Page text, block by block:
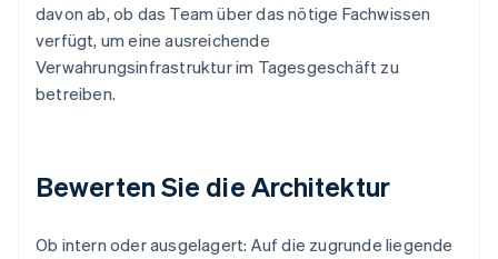
davon ab, ob das Team über das nötige Fachwissen
verfügt, um eine ausreichende
Verwahrungsinfrastruktur im Tagesgeschäft zu
betreiben.
Bewerten Sie die Architektur
Ob intern oder ausgelagert: Auf die zugrunde liegende